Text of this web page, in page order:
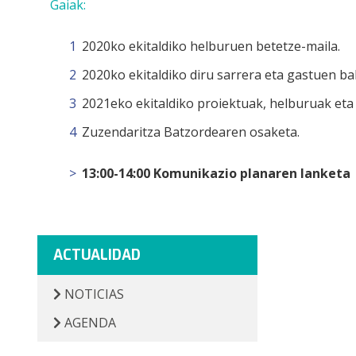
Gaiak:
2020ko ekitaldiko helburuen betetze-maila.
2020ko ekitaldiko diru sarrera eta gastuen
2021eko ekitaldiko proiektuak, helburuak
Zuzendaritza Batzordearen osaketa.
13:00-14:00 Komunikazio planaren lanketa
ACTUALIDAD
NOTICIAS
AGENDA